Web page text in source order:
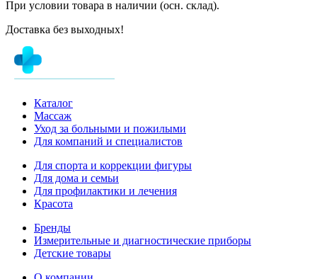
При условии товара в наличии (осн. склад).
Доставка без выходных!
Каталог
Массаж
Уход за больными и пожилыми
Для компаний и специалистов
Для спорта и коррекции фигуры
Для дома и семьи
Для профилактики и лечения
Красота
Бренды
Измерительные и диагностические приборы
Детские товары